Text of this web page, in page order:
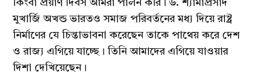
কিংবা প্রয়াণ দিবস আমরা পালন করি। ড. শ্যামাপ্রসাদ
মুখার্জি অখন্ড ভারতও সমাজ পরিবর্তনের মধ্য দিয়ে রাষ্ট্র
নির্মাণের যে চিন্তাভাবনা করেছেন তাকে পাথেয় করে দেশ
ও রাজ্য এগিয়ে যাচ্ছে। তিনি আমাদের এগিয়ে যাওয়ার
দিশা দেখিয়েছেন।